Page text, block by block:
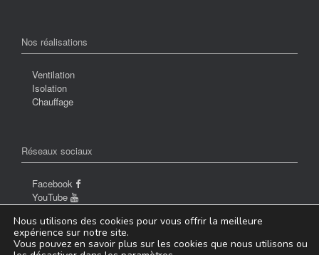
Nos réalisations
Ventilation
Isolation
Chauffage
Réseaux sociaux
Facebook
YouTube
Nous utilisons des cookies pour vous offrir la meilleure
expérience sur notre site.
Vous pouvez en savoir plus sur les cookies que nous utilisons ou